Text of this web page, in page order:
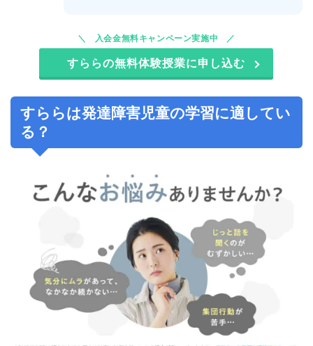
入会金無料キャンペーン実施中
すららの無料体験授業に申し込む
すららは発達障害児童の学習に適してい
る？